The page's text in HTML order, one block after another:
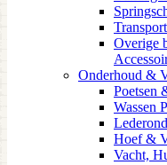
Overige
Onderhoud &
Poetsen
Wassen
Hoef &
Vacht,